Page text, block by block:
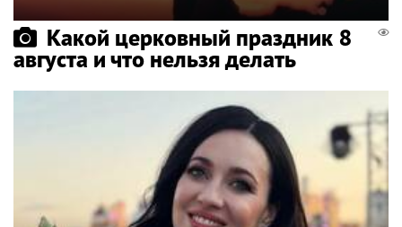
Какой церковный праздник 8
августа и что нельзя делать